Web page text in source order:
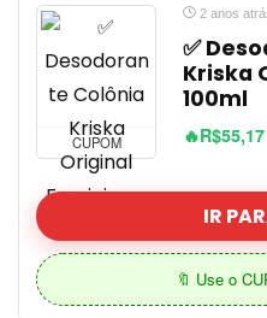
CUPOM
2 anos
✅
Kriska
100ml
🔥R$55,17
IR
🔖 Use o